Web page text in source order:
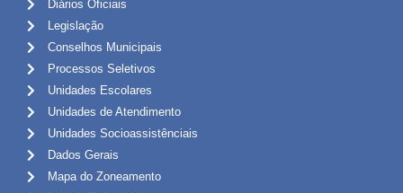
Diários Oficiais
Legislação
Conselhos Municipais
Processos Seletivos
Unidades Escolares
Unidades de Atendimento
Unidades Socioassistênciais
Dados Gerais
Mapa do Zoneamento